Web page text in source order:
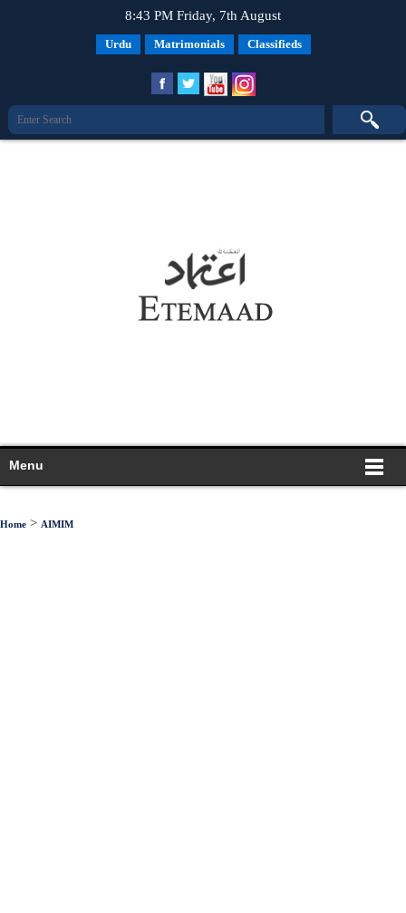
8:43 PM Friday, 7th August
Urdu Matrimonials Classifieds
Menu
Home > AIMIM